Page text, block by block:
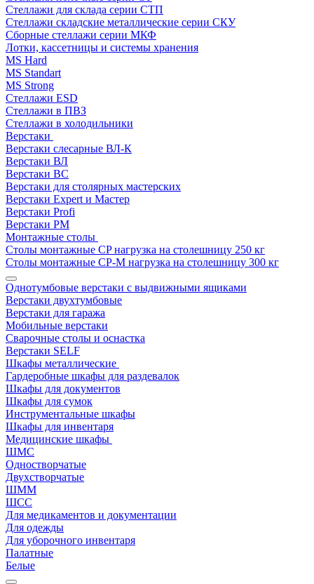
Стеллажи для склада серии СТП
Стеллажи складские металлические серии СКУ
Сборные стеллажи серии МКФ
Лотки, кассетницы и системы хранения
MS Hard
MS Standart
MS Strong
Стеллажи ESD
Стеллажи в ПВЗ
Стеллажи в холодильники
Верстаки
Верстаки слесарные ВЛ-К
Верстаки ВЛ
Верстаки ВС
Верстаки для столярных мастерских
Верстаки Expert и Мастер
Верстаки Profi
Верстаки РМ
Монтажные столы
Столы монтажные СP нагрузка на столешницу 250 кг
Столы монтажные СР-М нагрузка на столешницу 300 кг
Однотумбовые верстаки с выдвижными ящиками
Верстаки двухтумбовые
Верстаки для гаража
Мобильные верстаки
Сварочные столы и оснастка
Верстаки SELF
Шкафы металлические
Гардеробные шкафы для раздевалок
Шкафы для документов
Шкафы для сумок
Инструментальные шкафы
Шкафы для инвентаря
Медицинские шкафы
ШМС
Одностворчатые
Двухстворчатые
ШММ
ШСС
Для медикаментов и документации
Для одежды
Для уборочного инвентаря
Палатные
Белые